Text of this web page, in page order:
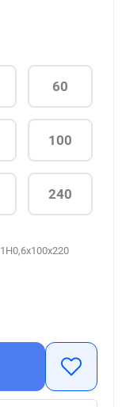
60
100
240
1H0,6x100x220